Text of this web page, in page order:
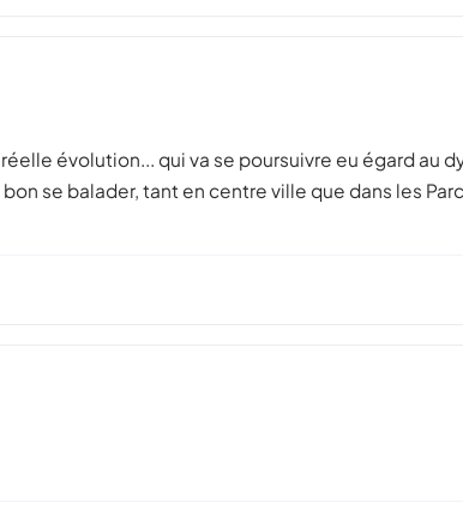
évolution... qui va se poursuivre eu égard au
se balader, tant en centre ville que dans les